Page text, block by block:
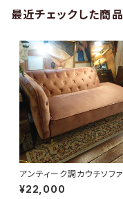
最近チェックした商品
アンティーク調カウチソファ
¥22,000